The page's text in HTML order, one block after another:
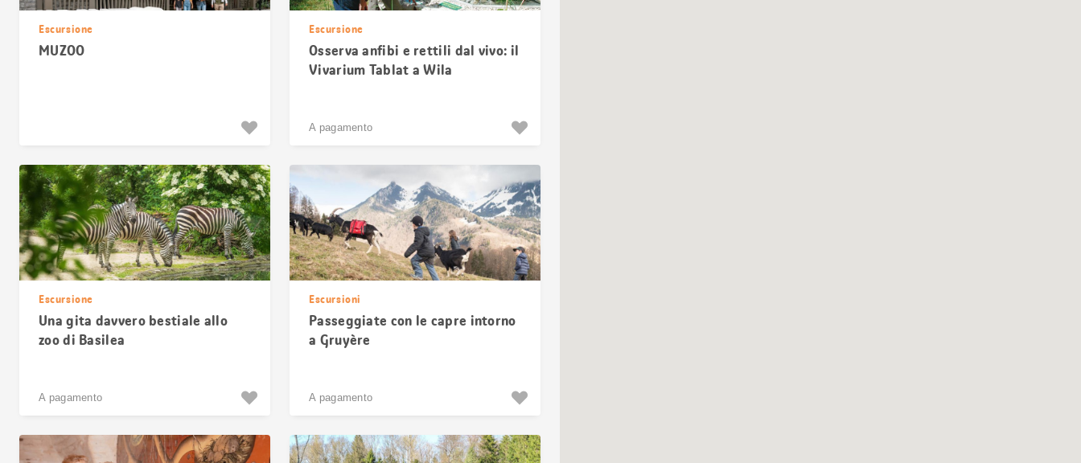
Escursione
MUZOO
Escursione
Osserva anfibi e rettili dal vivo: il
Vivarium Tablat a Wila
A pagamento
Escursione
Una gita davvero bestiale allo
zoo di Basilea
A pagamento
Escursioni
Passeggiate con le capre intorno
a Gruyère
A pagamento